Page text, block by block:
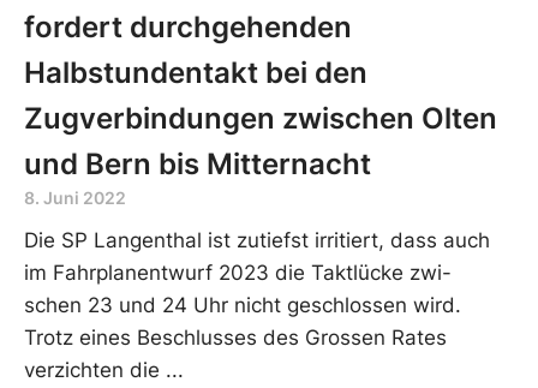
fordert durchgehenden
Halbstundentakt bei den
Zugverbindungen zwischen Olten
und Bern bis Mitternacht
8. Juni 2022
Die SP Langenthal ist zutiefst irritiert, dass auch
im Fahrplanentwurf 2023 die Taktlücke zwi-
schen 23 und 24 Uhr nicht geschlossen wird.
Trotz eines Beschlusses des Grossen Rates
verzichten die